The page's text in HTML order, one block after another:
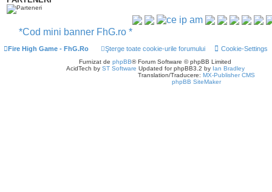
*Cod mini banner FhG.ro *
Fire High Game - FhG.Ro Cookie-Settings
Şterge toate cookie-urile forumului
Furnizat de phpBB® Forum Software © phpBB Limited
AcidTech by ST Software Updated for phpBB3.2 by Ian Bradley
Translation/Traducere: MX-Publisher CMS
phpBB SiteMaker